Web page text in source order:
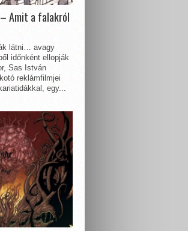
Amit a falakról
látni… avagy
időnként ellopják
Sas István
reklámfilmjei
egy...